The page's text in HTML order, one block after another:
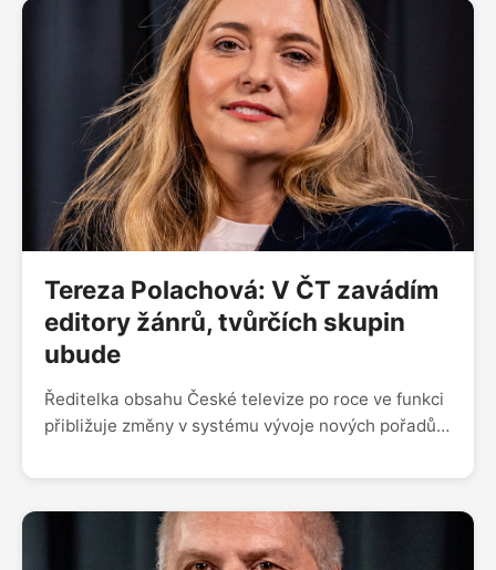
skončí, pak je správně se vrátit do kanceláře."
Mluví též o zkušenosti s Martinem Sorrellem, o
slučování agentur i o tom, jak hodlá oprášit lvy z
Tereza Polachová: V ČT zavádím
editory žánrů, tvůrčích skupin
ubude
Ředitelka obsahu České televize po roce ve funkci
přibližuje změny v systému vývoje nových pořadů i
svého vysílání. Jako někdejší dlouholetá kreativní